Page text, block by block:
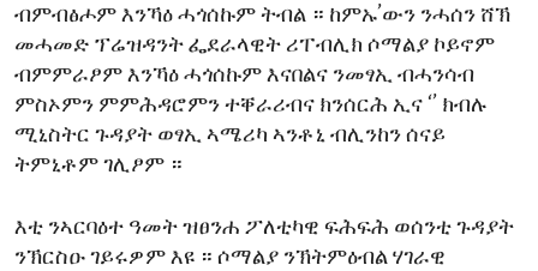
ብምብፅሖም እንኻዕ ሓጎሰኩም ትብል ። ከምኡ’ውን ንሓሰን ሸኽ
መሓመድ ፕሬዝዳንት ፌደራላዊት ሪፐብሊክ ሶማልያ ኮይኖም
ብምምራፆም እንኻዕ ሓጎሰኩም እናበልና ንመፃኢ ብሓንሳብ
ምስኦምን ምምሕዳሮምን ተቐራሪብና ክንሰርሕ ኢና ‘’ ክብሉ
ሚኒስትር ጉዳያት ወፃኢ ኣሜሪካ ኣንቶኒ ብሊንከን ሰናይ
ትምኒቶም ገሊፆም ።
እቲ ንኣርባዕተ ዓመት ዝፀንሐ ፖለቲካዊ ፍሕፍሕ ወሰንቲ ጉዳያት
ንኽርስዑ ገይሩዎም እዩ ። ሶማልያ ንኽትምዕብል ሃገራዊ